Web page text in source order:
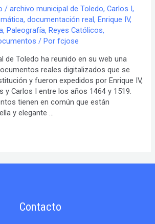
/archivo municipal de Toledo,Carlos I,
,documentación real,Enrique IV,
,Paleografía,Reyes Católicos,
/ Porfcjose
de Toledo ha reunido en su web una
reales digitalizados que se
y fueron expedidos por Enrique IV,
y Carlos I entre los años 1464 y 1519.
tienen en común que están
y elegante …
Contacto